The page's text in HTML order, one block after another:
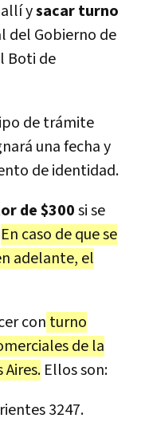
ysacar turno
del Gobierno de
Boti de
de trámite
una fecha y
de identidad.
de $300si se
En caso de que se
adelante, el
con turno
de la
Ellos son:
3247.